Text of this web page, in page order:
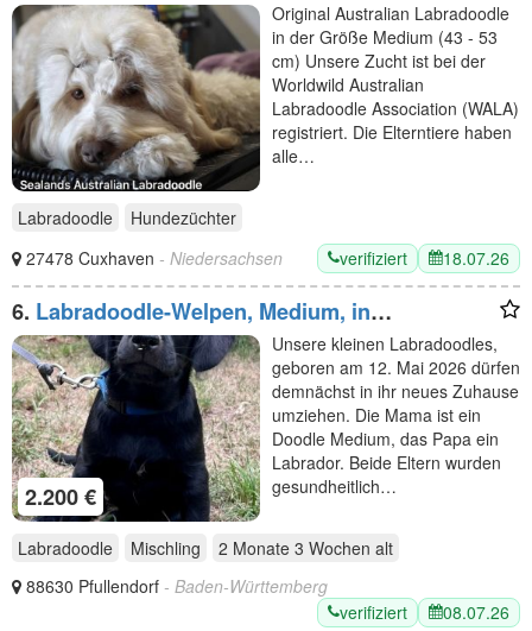
Original Australian Labradoodle
in der Größe Medium (43 - 53
cm) Unsere Zucht ist bei der
Worldwild Australian
Labradoodle Association (WALA)
registriert. Die Elterntiere haben
alle…
Labradoodle
Hundezüchter
27478 Cuxhaven - Niedersachsen verifiziert 18.07.26
6. Labradoodle-Welpen, Medium, in
pflegeleichtem Kurzhaar-Look
2.200 €
Unsere kleinen Labradoodles,
geboren am 12. Mai 2026 dürfen
demnächst in ihr neues Zuhause
umziehen. Die Mama ist ein
Doodle Medium, das Papa ein
Labrador. Beide Eltern wurden
gesundheitlich…
Labradoodle Mischling 2 Monate 3 Wochen alt
88630 Pfullendorf - Baden-Württemberg
verifiziert
08.07.26